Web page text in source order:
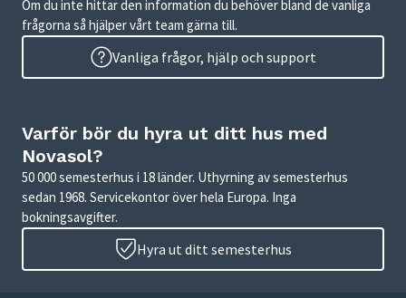
Om du inte hittar den information du behöver bland de vanliga
frågorna så hjälper vårt team gärna till.
Vanliga frågor, hjälp och support
Varför bör du hyra ut ditt hus med
Novasol?
50 000 semesterhus i 18 länder. Uthyrning av semesterhus
sedan 1968. Servicekontor över hela Europa. Inga
bokningsavgifter.
Hyra ut ditt semesterhus